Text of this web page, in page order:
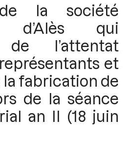
la société
d’Alès qui
de l’attentat
et
fabrication de
de la séance
an II (18 juin